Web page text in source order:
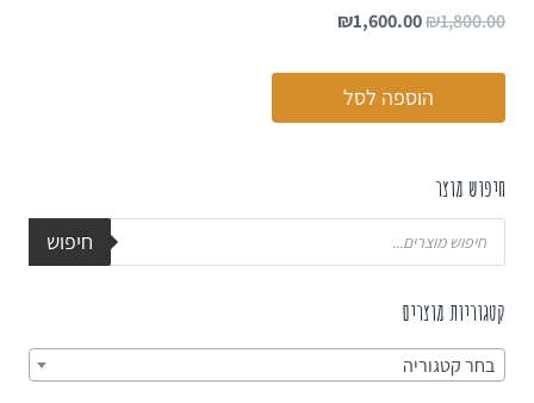
₪1,800.00
₪1,600.00
הוספה לסל
חיפוש מוצר
חיפוש
קטגוריות מוצרים
בחר קטגוריה